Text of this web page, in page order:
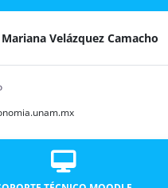
Velázquez Camacho